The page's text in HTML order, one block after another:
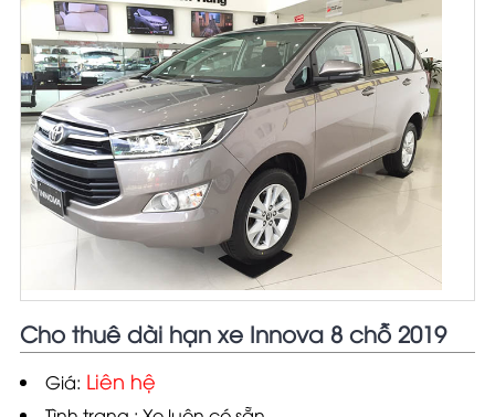
Cho thuê dài hạn xe Innova 8 chỗ 2019
Giá: Liên hệ